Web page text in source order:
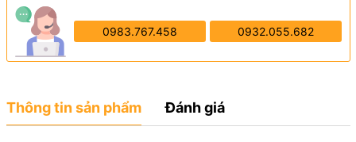
0983.767.458 0932.055.682
Thông tin sản phẩm Đánh giá